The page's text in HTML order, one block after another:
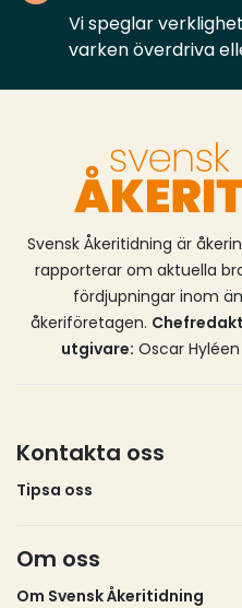
Vi speglar
varken överdriva
Svensk Åkeritidning är
rapporterar om aktuella
fördjupningar inom
åkeriföretagen.
utgivare: Oscar
Kontakta oss
Tipsa oss
Om oss
Om Svensk Åkeritidning